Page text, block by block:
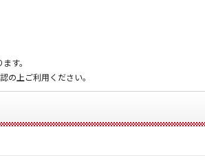
す。
上ご利用ください。